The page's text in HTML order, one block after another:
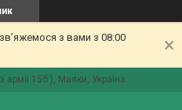
з вами з 08:00
15б ), Маяки, Україна